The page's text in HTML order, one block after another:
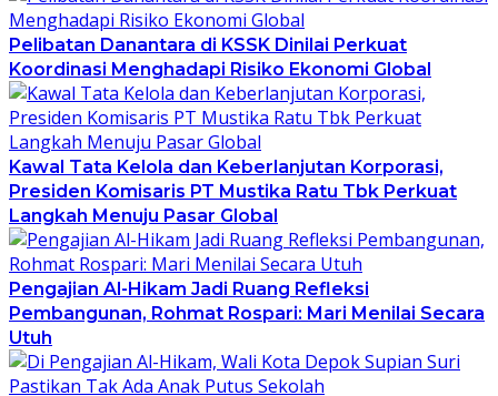
Pelibatan Danantara di KSSK Dinilai Perkuat
Koordinasi Menghadapi Risiko Ekonomi Global
Kawal Tata Kelola dan Keberlanjutan Korporasi,
Presiden Komisaris PT Mustika Ratu Tbk Perkuat
Langkah Menuju Pasar Global
Pengajian Al-Hikam Jadi Ruang Refleksi
Pembangunan, Rohmat Rospari: Mari Menilai Secara
Utuh